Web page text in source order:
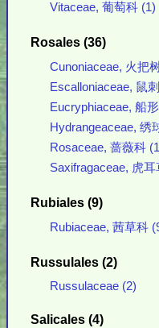
Vitaceae, 葡萄科 (1)
Rosales (36)
Cunoniaceae, 火把
Escalloniaceae, 鼠
Eucryphiaceae, 船
Hydrangeaceae, 绣
Rosaceae, 蔷薇科
Saxifragaceae, 虎耳
Rubiales (9)
Rubiaceae, 茜草科
Russulales (2)
Russulaceae (2)
Salicales (4)